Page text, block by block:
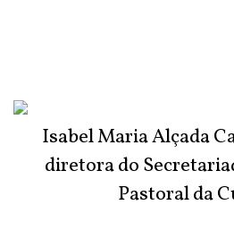
Isabel Maria Alçada
diretora do
Pastoral da